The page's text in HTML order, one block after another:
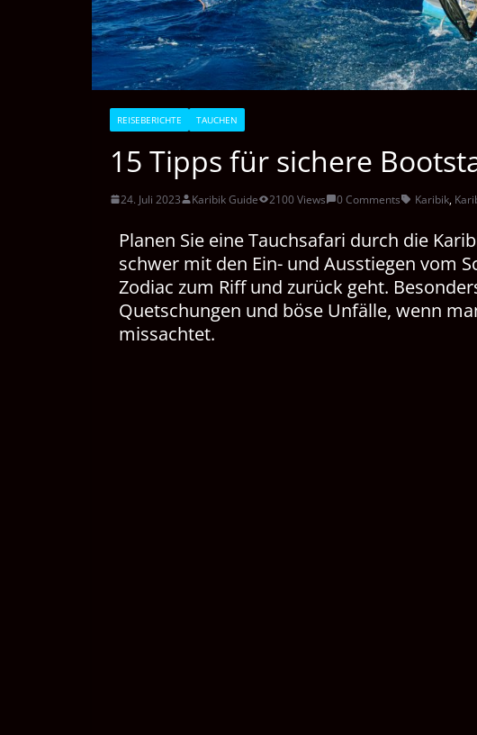
REISEBERICHTE TAUCHEN
15 Tipps für sichere
24. Juli 2023 Karibik Guide 2100 Views 0 Comments Karibik,
Planen Sie eine Tauchsafari durch die
schwer mit den Ein- und Ausstiegen vom
Zodiac zum Riff und zurück geht.
Quetschungen und böse Unfälle, wenn
missachtet.